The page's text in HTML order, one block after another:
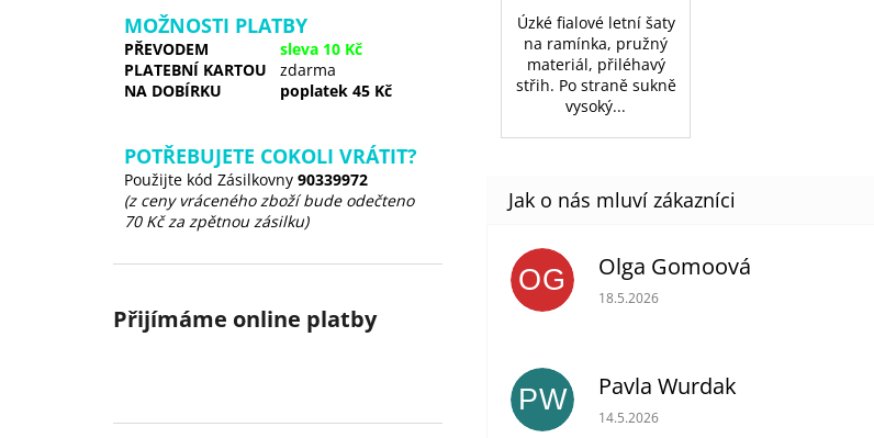
MOŽNOSTI PLATBY
PŘEVODEM
sleva 10 Kč
PLATEBNÍ KARTOU
zdarma
NA DOBÍRKU
poplatek 45 Kč
POTŘEBUJETE COKOLI VRÁTIT?
Použijte kód Zásilkovny 90339972
(z ceny vráceného zboží bude odečteno
70 Kč za zpětnou zásilku)
Přijímáme online platby
Úzké fialové letní šaty
na ramínka, pružný
materiál, přiléhavý
střih. Po straně sukně
vysoký...
OG Olga Gomoová
Hodnocení obchodu je 5 z 5 hvězdiček.
18.5.2026
PW Pavla Wurdak
Hodnocení obchodu je 5 z 5 hvězdiček.
14.5.2026